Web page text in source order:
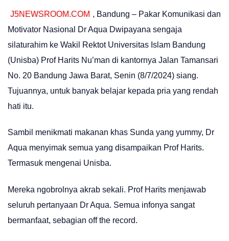
J5NEWSROOM.COM , Bandung – Pakar Komunikasi dan
Motivator Nasional Dr Aqua Dwipayana sengaja
silaturahim ke Wakil Rektot Universitas Islam Bandung
(Unisba) Prof Harits Nu’man di kantornya Jalan Tamansari
No. 20 Bandung Jawa Barat, Senin (8/7/2024) siang.
Tujuannya, untuk banyak belajar kepada pria yang rendah
hati itu.
Sambil menikmati makanan khas Sunda yang yummy, Dr
Aqua menyimak semua yang disampaikan Prof Harits.
Termasuk mengenai Unisba.
Mereka ngobrolnya akrab sekali. Prof Harits menjawab
seluruh pertanyaan Dr Aqua. Semua infonya sangat
bermanfaat, sebagian off the record.